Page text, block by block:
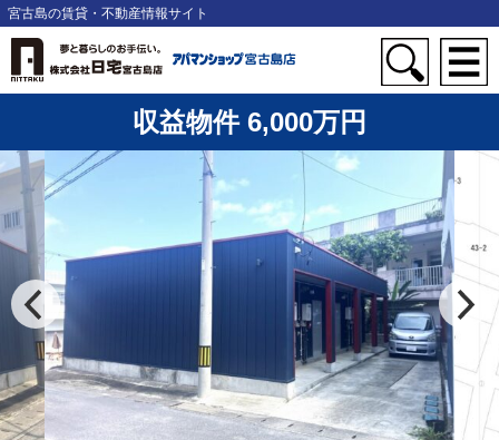
宮古島の賃貸・不動産情報サイト
収益物件 6,000万円